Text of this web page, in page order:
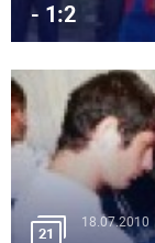
- 1:2
21
18.07.2010